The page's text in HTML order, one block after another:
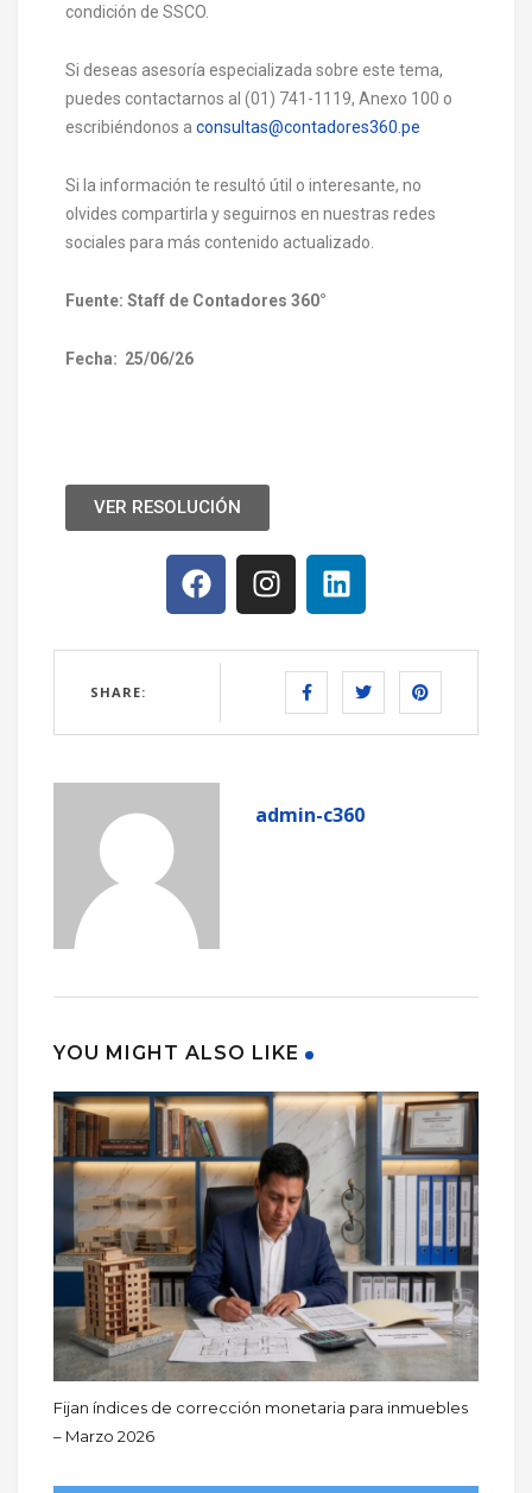
condición de SSCO.
Si deseas asesoría especializada sobre este tema,
puedes contactarnos al (01) 741-1119, Anexo 100 o
escribiéndonos a consultas@contadores360.pe
Si la información te resultó útil o interesante, no
olvides compartirla y seguirnos en nuestras redes
sociales para más contenido actualizado.
Fuente: Staff de Contadores 360°
Fecha: 25/06/26
VER RESOLUCIÓN
SHARE:
admin-c360
YOU MIGHT ALSO LIKE
Fijan índices de corrección monetaria para inmuebles
– Marzo 2026